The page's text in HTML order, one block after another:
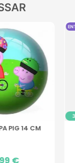
3A
FIGURA DE